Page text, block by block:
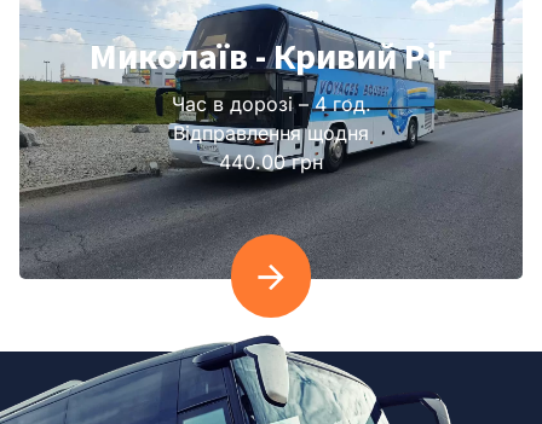
Миколаїв - Кривий Ріг
Час в дорозі – 4 год.
Відправлення щодня
440.00 грн